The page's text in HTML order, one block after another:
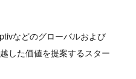
などのグローバルおよび
した価値を提案するスター